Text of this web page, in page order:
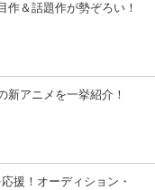
作＆話題作が勢ぞろい！
新アニメを一挙紹介！
援！オーディション・